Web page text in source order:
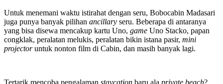
Untuk menemani waktu istirahat dengan seru, Bobocabin Madasari
juga punya banyak pilihan ancillary seru. Beberapa di antaranya
yang bisa disewa mencakup kartu Uno, game Uno Stacko, papan
congklak, peralatan melukis, peralatan bikin istana pasir, mini
projectoruntuk nonton film di Cabin, dan masih banyak lagi.